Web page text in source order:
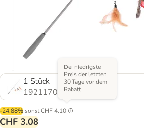
1 Stück
1921170.0
-24.88%sonstCHF 4.10
Der niedrigste
Preis der letzten
30 Tage vor dem
Rabatt
CHF 3.08